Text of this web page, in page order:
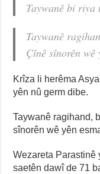
Taywanê bi riya
Taywanê
Çînê sînorên wê
Krîza li herêma
yên nû germ dibe.
Taywanê ragihand,
sînorên wê yên
Wezareta Parastinê
saetên dawî de 71